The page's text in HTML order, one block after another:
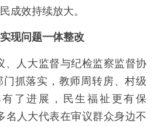
成效持续放大。
实现问题一体整改
、人大监督与纪检监察监督协
门抓落实，教师周转房、村级
了进展，民生福祉更有保
名人大代表在审议群众身边不